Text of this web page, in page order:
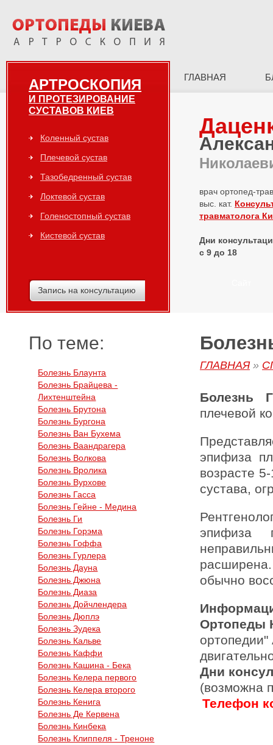
ГЛАВНАЯ
АРТРОСКОПИЯ
И ПРОТЕЗИРОВАНИЕ
СУСТАВОВ КИЕВ
Коленный сустав
Плечевой сустав
Тазобедренный сустав
Локтевой сустав
Голеностопный сустав
Кистевой сустав
Запись на консультацию
врач ортопед-
выс. кат.
травматолога
Дни
с 9 до 18
По теме:
Болезнь Блаунта
Болезнь Брайцева -
Лихтенштейна
Болезнь Брутона
Болезнь Бургона
Болезнь Ван Бухема
Болезнь Ваандрагера
Болезнь Волкова
Болезнь Вролика
Болезнь Вурхове
Болезнь Гасса
Болезнь Гейне - Медина
Болезнь Ги
Болезнь Горэма
Болезнь Гоффа
Болезнь Гурлера
Болезнь Дауна
Болезнь Джюна
Болезнь Диаза
Болезнь Дойчлендера
Болезнь Дюплэ
Болезнь Зудека
Болезнь Кальве
Болезнь Каффи
Болезнь Кашина - Бека
Болезнь Келера первого
Болезнь Келера второго
Болезнь Кенига
Болезнь Де Кервена
Болезнь Кинбека
Болезнь Клиппеля - Треноне
ГЛАВНАЯ»
Болезнь
плечевой
эпифиза
возрасте
сустава,
эпифиза
обычно
Ортопеды
Дни
(возможна
Телефон